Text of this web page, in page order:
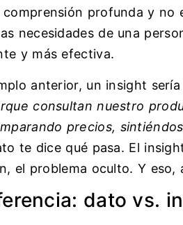
comprensión profunda y
necesidades de una
y más efectiva.
anterior, un insight
consultan nuestro
precios,
te dice qué pasa. El
el problema oculto. Y
dato vs.